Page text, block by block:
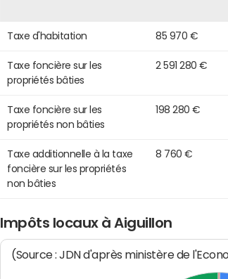
Taxe d'habitation 85 970 €
Taxe foncière sur les
propriétés bâties
2 591 280 €
Taxe foncière sur les
propriétés non bâties
198 280 €
Taxe additionnelle à la taxe
foncière sur les propriétés
non bâties
8 760 €
Impôts locaux à Aiguillon
(Source : JDN d'après ministère de